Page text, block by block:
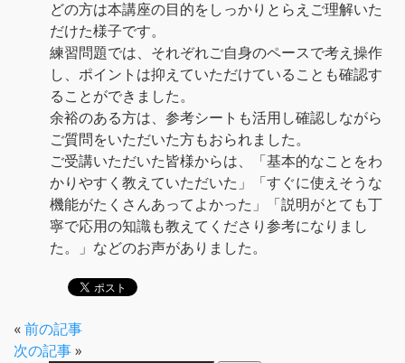
どの方は本講座の目的をしっかりとらえご理解いた
だけた様子です。
練習問題では、それぞれご自身のペースで考え操作
し、ポイントは抑えていただけていることも確認す
ることができました。
余裕のある方は、参考シートも活用し確認しながら
ご質問をいただいた方もおられました。
ご受講いただいた皆様からは、「基本的なことをわ
かりやすく教えていただいた」「すぐに使えそうな
機能がたくさんあってよかった」「説明がとても丁
寧で応用の知識も教えてくださり参考になりまし
た。」などのお声がありました。
«前の記事
次の記事»